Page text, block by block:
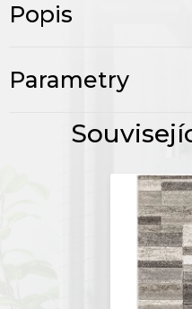
Popis
Parametry